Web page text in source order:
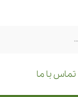
تماس با ما